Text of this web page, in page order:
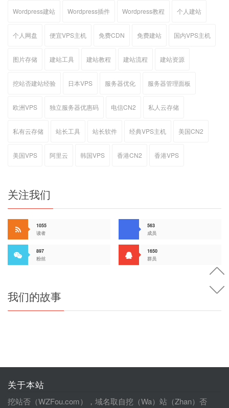
Wordpress建站 Wordpress插件 Wordpress教程 个人建站
个人网盘 便宜VPS主机 免费CDN 免费建站 国内VPS主机
图片存储 建站工具 建站教程 建站流程 建站资源
挖站否建站经验 日本VPS 服务器优化 服务器管理面板
欧洲VPS 独立服务器优惠码 电信CN2 私人云存储
私有云存储 站长工具 站长软件 经典VPS主机 美国CN2
美国VPS 阿里云 韩国VPS 香港CN2 香港VPS
关注我们
1055
读者
563
成员
897
粉丝
1650
群员
我们的故事
关于本站
挖站否（WZFou.com），域名取自挖（Wa）站（Zhan）否